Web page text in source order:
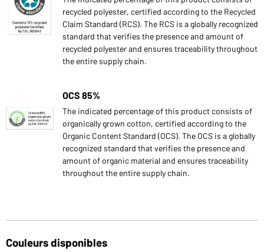
recycled polyester, certified according to the Recycled
Claim Standard (RCS). The RCS is a globally recognized
standard that verifies the presence and amount of
recycled polyester and ensures traceability throughout
the entire supply chain.
OCS 85%
The indicated percentage of this product consists of
organically grown cotton, certified according to the
Organic Content Standard (OCS). The OCS is a globally
recognized standard that verifies the presence and
amount of organic material and ensures traceability
throughout the entire supply chain.
Couleurs disponibles